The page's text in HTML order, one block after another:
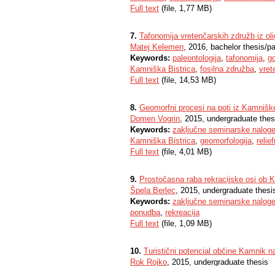
Full text (file, 1,77 MB)
7. Tafonomija vretenčarskih združb iz
Matej Kelemen, 2016, bachelor thesis/
Keywords: paleontologija, tafonomija,
Kamniška Bistrica, fosilna združba,
Full text (file, 14,53 MB)
8. Geomorfni procesi na poti iz
Domen Vogrin, 2015, undergraduate
Keywords: zaključne seminarske naloge
Kamniška Bistrica, geomorfologija,
Full text (file, 4,01 MB)
9. Prostočasna raba rekracijske osi ob
Špela Berlec, 2015, undergraduate
Keywords: zaključne seminarske naloge
ponudba, rekreacija
Full text (file, 1,09 MB)
10. Turistični potencial občine Kamnik
Rok Rojko, 2015, undergraduate thesis